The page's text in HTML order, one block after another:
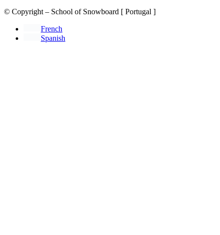
© Copyright – School of Snowboard [ Portugal ]
French
Spanish